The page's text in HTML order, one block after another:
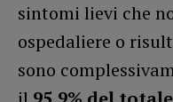
sintomi lievi che
ospedaliere o
sono